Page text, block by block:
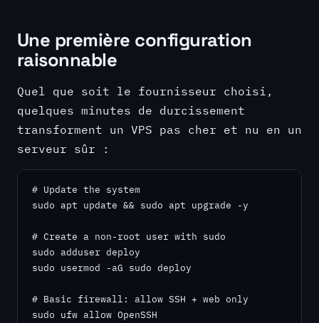
Une première configuration
raisonnable
Quel que soit le fournisseur choisi,
quelques minutes de durcissement
transforment un VPS pas cher et nu en un
serveur sûr :
# Update the system
sudo apt update && sudo apt upgrade -y
# Create a non-root user with sudo
sudo adduser deploy
sudo usermod -aG sudo deploy
# Basic firewall: allow SSH + web only
sudo ufw allow OpenSSH